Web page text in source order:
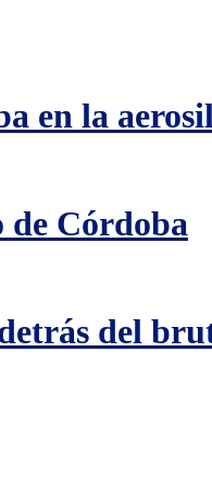
en la
de Córdoba
del